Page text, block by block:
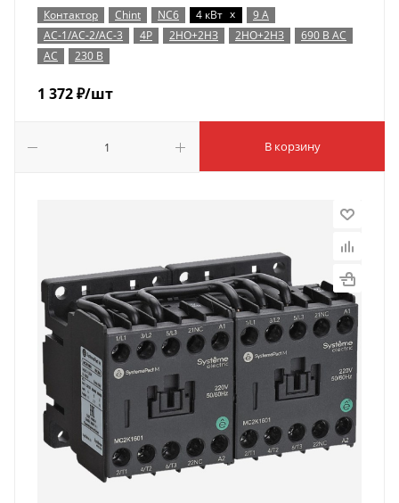
Контактор Chint NC6 4 кВт x
9 А
AC-1/AC-2/AC-3
4P 2НО+2НЗ 2НО+2НЗ
690 В AC
AC
230 В
1 372₽/шт
В корзину